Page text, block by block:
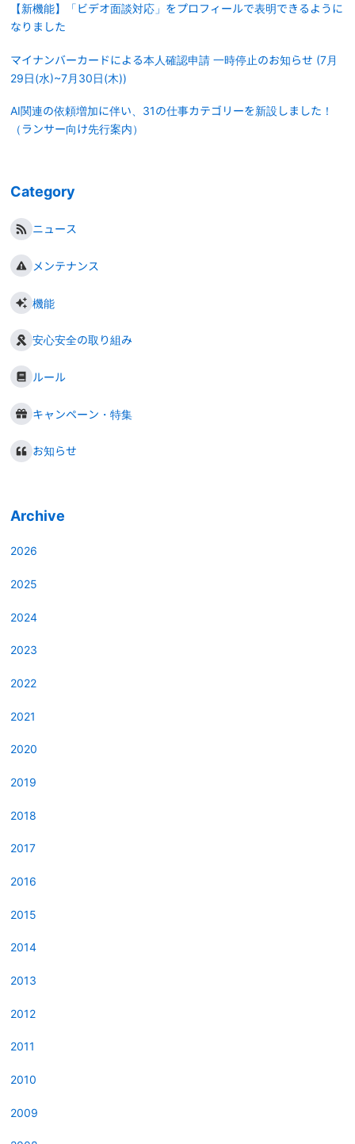
【新機能】「ビデオ面談対応」をプロフィールで表明できるように
なりました
マイナンバーカードによる本人確認申請 一時停止のお知らせ (7月
29日(水)~7月30日(木))
AI関連の依頼増加に伴い、31の仕事カテゴリーを新設しました！
（ランサー向け先行案内）
Category
ニュース
メンテナンス
機能
安心安全の取り組み
ルール
キャンペーン・特集
お知らせ
Archive
2026
2025
2024
2023
2022
2021
2020
2019
2018
2017
2016
2015
2014
2013
2012
2011
2010
2009